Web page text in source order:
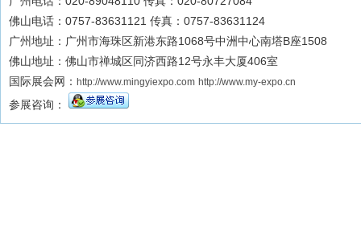
佛山电话：0757-83631121 传真：0757-83631124
广州地址：广州市海珠区新港东路1068号中洲中心南塔B座1508
佛山地址：佛山市禅城区同济西路12号永丰大厦406室
国际展会网： http://www.mingyiexpo.com http://www.my-expo.cn
参展咨询：